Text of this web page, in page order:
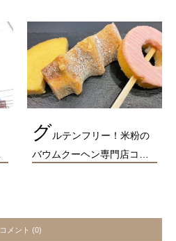
グルテンフリー！米粉の
バウムクーヘン専門店コ…
コメント (0)